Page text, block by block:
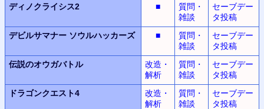
ディノクライシス2
■
質問・
雑談
セーブデー
タ投稿
デビルサマナー ソウルハッカーズ ■
質問・
雑談
セーブデー
タ投稿
伝説のオウガバトル
改造・
解析
質問・
雑談
セーブデー
タ投稿
ドラゴンクエスト4
改造・
解析
質問・
雑談
セーブデー
タ投稿